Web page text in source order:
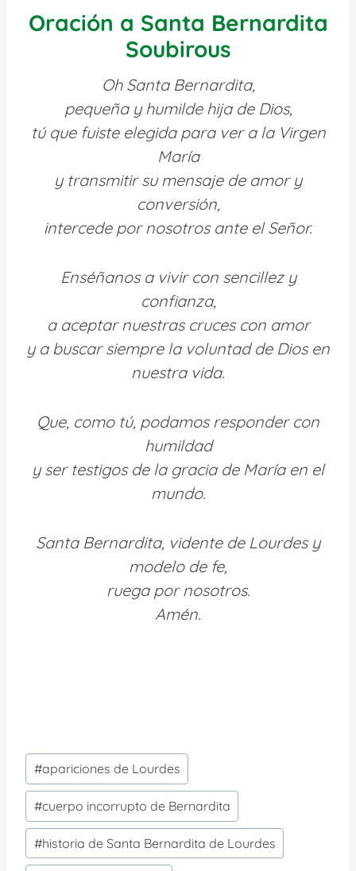
Oración a Santa Bernardita
Soubirous
Oh Santa Bernardita,
pequeña y humilde hija de Dios,
tú que fuiste elegida para ver a la Virgen
María
y transmitir su mensaje de amor y
conversión,
intercede por nosotros ante el Señor.
Enséñanos a vivir con sencillez y
confianza,
a aceptar nuestras cruces con amor
y a buscar siempre la voluntad de Dios en
nuestra vida.
Que, como tú, podamos responder con
humildad
y ser testigos de la gracia de María en el
mundo.
Santa Bernardita, vidente de Lourdes y
modelo de fe,
ruega por nosotros.
Amén.
Etiquetas
de
la
entrada:
#apariciones de Lourdes
#cuerpo incorrupto de Bernardita
#historia de Santa Bernardita de Lourdes